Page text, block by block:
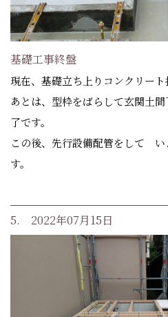
基礎工事終盤
現在、基礎立ち上りコンクリート
あとは、型枠をばらして玄関土
了です。
この後、先行設備配管をして い
す。
5. 2022年07月15日